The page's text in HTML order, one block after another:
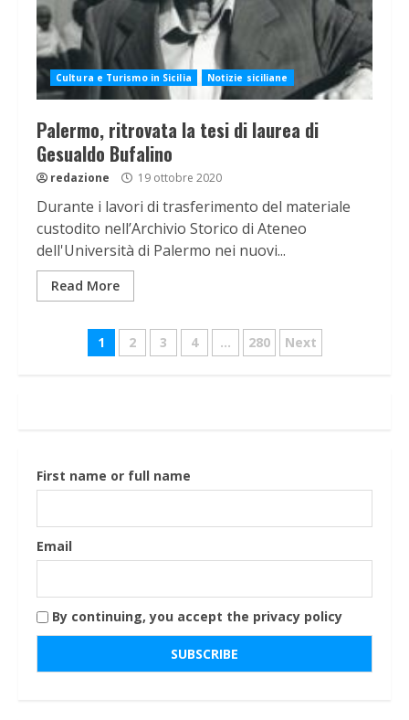
Cultura e Turismo in Sicilia Notizie siciliane
Palermo, ritrovata la tesi di laurea di
Gesualdo Bufalino
redazione 19 ottobre 2020
Durante i lavori di trasferimento del materiale
custodito nell’Archivio Storico di Ateneo
dell'Università di Palermo nei nuovi...
Read More
Navigazione
1 2 3 4 … 280 Next
First name or full name
Email
By continuing, you accept the privacy policy